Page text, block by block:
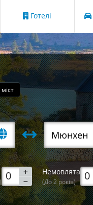
Готелі
Немовлята
(До 2 років)